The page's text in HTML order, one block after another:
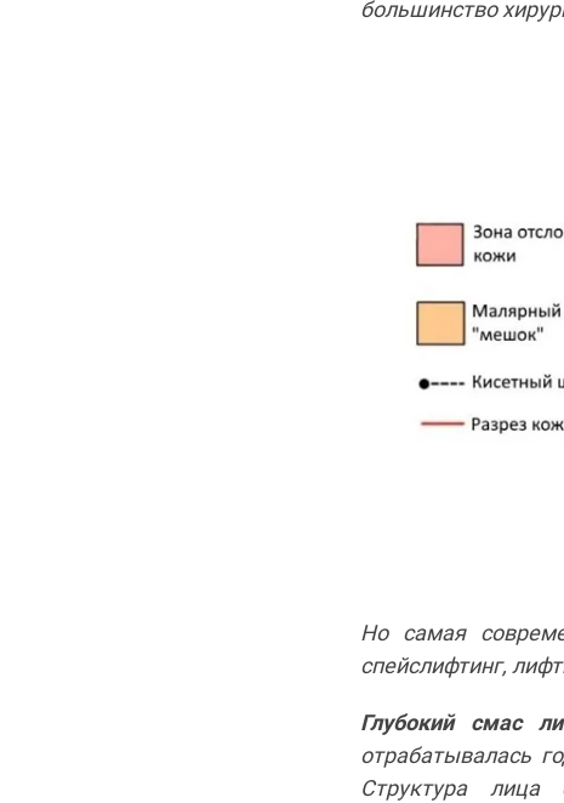
большинство
Но самая
спейслифтинг,
Глубокий смас
отрабатывалась
Структура